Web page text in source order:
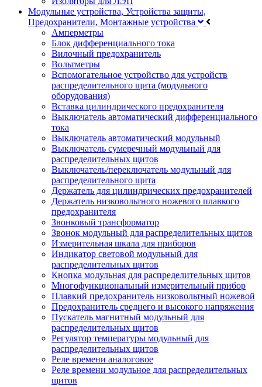
Модульные устройства, Устройства защиты,
Предохранители, Монтажные устройства
Амперметры
Блок дифференциального тока
Вилочный предохранитель
Вольтметры
Вспомогательное устройство для устройств
распределительного щита (модульного
оборудования)
Вставка цилиндрического предохранителя
Выключатель автоматический дифференциального
тока
Выключатель автоматический модульный
Выключатель сумеречный модульный для
распределительных щитов
Выключатель/переключатель модульный для
распределительного щита
Держатель для цилиндрических предохранителей
Держатель низковольтного ножевого плавкого
предохранителя
Звонковый трансформатор
Звонок модульный для распределительных щитов
Измерительная шкала для приборов
Индикатор световой модульный для
распределительных щитов
Кнопка модульная для распределительных щитов
Многофункциональный измерительный прибор
Плавкий предохранитель низковольтный ножевой
Предохранитель среднего и высокого напряжения
Пускатель магнитный модульный для
распределительных щитов
Регулятор температуры модульный для
распределительных щитов
Реле времени аналоговое
Реле времени модульное для распределительных
щитов